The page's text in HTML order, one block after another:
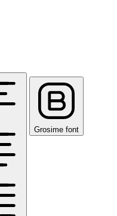
Grosime font